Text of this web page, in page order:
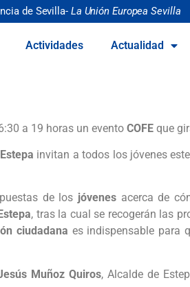
de Sevilla- La Unión Europea Sevilla
Actividades Actualidad
a 19 horas un evento COFE que
invitan a todos los jóvenes
de los jóvenes acerca de
Estepa, tras la cual se recogerán las
ciudadana es indispensable para
Muñoz Quiros, Alcalde de